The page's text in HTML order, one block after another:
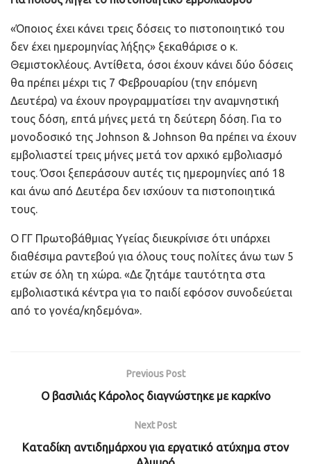
«Όποιος έχει κάνει τρεις δόσεις το πιστοποιητικό του
δεν έχει ημερομηνίας λήξης» ξεκαθάρισε ο κ.
Θεμιστοκλέους. Αντίθετα, όσοι έχουν κάνει δύο δόσεις
θα πρέπει μέχρι τις 7 Φεβρουαρίου (την επόμενη
Δευτέρα) να έχουν προγραμματίσει την αναμνηστική
τους δόση, επτά μήνες μετά τη δεύτερη δόση. Για το
μονοδοσικό της Johnson & Johnson θα πρέπει να έχουν
εμβολιαστεί τρεις μήνες μετά τον αρχικό εμβολιασμό
τους. Όσοι ξεπεράσουν αυτές τις ημερομηνίες από 18
και άνω από Δευτέρα δεν ισχύουν τα πιστοποιητικά
τους.
Ο ΓΓ Πρωτοβάθμιας Υγείας διευκρίνισε ότι υπάρχει
διαθέσιμα ραντεβού για όλους τους πολίτες άνω των 5
ετών σε όλη τη χώρα. «Δε ζητάμε ταυτότητα στα
εμβολιαστικά κέντρα για το παιδί εφόσον συνοδεύεται
από το γονέα/κηδεμόνα».
Previous Post
Ο βασιλιάς Κάρολος διαγνώστηκε με καρκίνο
Next Post
Καταδίκη αντιδημάρχου για εργατικό ατύχημα στον